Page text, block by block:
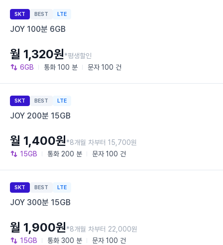
SKT BEST LTE
JOY 100분 6GB
6GB 통화 100 분 문자 100 건
월 1,320원*평생할인
SKT BEST LTE
JOY 200분 15GB
15GB 통화 200 분 문자 100 건
월 1,400원*8개월 차부터 15,700원
SKT BEST LTE
JOY 300분 15GB
15GB 통화 300 분 문자 100 건
월 1,900원*8개월 차부터 22,000원